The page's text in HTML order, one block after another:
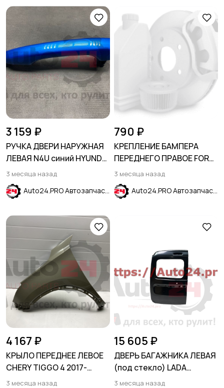
3 159 ₽
РУЧКА ДВЕРИ НАРУЖНАЯ
ЛЕВАЯ N4U синий HYUNDAI
SOLARIS 2017-2024
3 месяца назад
Auto24.PRO Автозапчасти
790 ₽
КРЕПЛЕНИЕ БАМПЕРА
ПЕРЕДНЕГО ПРАВОЕ FORD
EXPLORER 2015-2019
3 месяца назад
Auto24.PRO Автозапчасти
4 167 ₽
КРЫЛО ПЕРЕДНЕЕ ЛЕВОЕ
CHERY TIGGO 4 2017-
(J68/T19)
3 месяца назад
15 605 ₽
ДВЕРЬ БАГАЖНИКА ЛЕВАЯ
(под стекло) LADA
LARGUS 2012-2021
3 месяца назад